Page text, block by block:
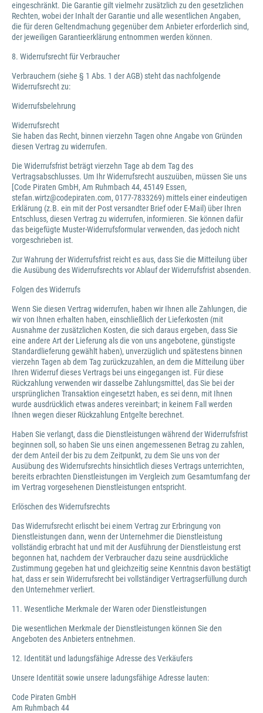
eingeschränkt. Die Garantie gilt vielmehr zusätzlich zu den gesetzlichen
Rechten, wobei der Inhalt der Garantie und alle wesentlichen Angaben,
die für deren Geltendmachung gegenüber dem Anbieter erforderlich sind,
der jeweiligen Garantieerklärung entnommen werden können.
8. Widerrufsrecht für Verbraucher
Verbrauchern (siehe § 1 Abs. 1 der AGB) steht das nachfolgende
Widerrufsrecht zu:
Widerrufsbelehrung
Widerrufsrecht
Sie haben das Recht, binnen vierzehn Tagen ohne Angabe von Gründen
diesen Vertrag zu widerrufen.
Die Widerrufsfrist beträgt vierzehn Tage ab dem Tag des
Vertragsabschlusses. Um Ihr Widerrufsrecht auszuüben, müssen Sie uns
[Code Piraten GmbH, Am Ruhmbach 44, 45149 Essen,
stefan.wirtz@codepiraten.com, 0177-7833269) mittels einer eindeutigen
Erklärung (z.B. ein mit der Post versandter Brief oder E-Mail) über Ihren
Entschluss, diesen Vertrag zu widerrufen, informieren. Sie können dafür
das beigefügte Muster-Widerrufsformular verwenden, das jedoch nicht
vorgeschrieben ist.
Zur Wahrung der Widerrufsfrist reicht es aus, dass Sie die Mitteilung über
die Ausübung des Widerrufsrechts vor Ablauf der Widerrufsfrist absenden.
Folgen des Widerrufs
Wenn Sie diesen Vertrag widerrufen, haben wir Ihnen alle Zahlungen, die
wir von Ihnen erhalten haben, einschließlich der Lieferkosten (mit
Ausnahme der zusätzlichen Kosten, die sich daraus ergeben, dass Sie
eine andere Art der Lieferung als die von uns angebotene, günstigste
Standardlieferung gewählt haben), unverzüglich und spätestens binnen
vierzehn Tagen ab dem Tag zurückzuzahlen, an dem die Mitteilung über
Ihren Widerruf dieses Vertrags bei uns eingegangen ist. Für diese
Rückzahlung verwenden wir dasselbe Zahlungsmittel, das Sie bei der
ursprünglichen Transaktion eingesetzt haben, es sei denn, mit Ihnen
wurde ausdrücklich etwas anderes vereinbart; in keinem Fall werden
Ihnen wegen dieser Rückzahlung Entgelte berechnet.
Haben Sie verlangt, dass die Dienstleistungen während der Widerrufsfrist
beginnen soll, so haben Sie uns einen angemessenen Betrag zu zahlen,
der dem Anteil der bis zu dem Zeitpunkt, zu dem Sie uns von der
Ausübung des Widerrufsrechts hinsichtlich dieses Vertrags unterrichten,
bereits erbrachten Dienstleistungen im Vergleich zum Gesamtumfang der
im Vertrag vorgesehenen Dienstleistungen entspricht.
Erlöschen des Widerrufsrechts
Das Widerrufsrecht erlischt bei einem Vertrag zur Erbringung von
Dienstleistungen dann, wenn der Unternehmer die Dienstleistung
vollständig erbracht hat und mit der Ausführung der Dienstleistung erst
begonnen hat, nachdem der Verbraucher dazu seine ausdrückliche
Zustimmung gegeben hat und gleichzeitig seine Kenntnis davon bestätigt
hat, dass er sein Widerrufsrecht bei vollständiger Vertragserfüllung durch
den Unternehmer verliert.
11. Wesentliche Merkmale der Waren oder Dienstleistungen
Die wesentlichen Merkmale der Dienstleistungen können Sie den
Angeboten des Anbieters entnehmen.
12. Identität und ladungsfähige Adresse des Verkäufers
Unsere Identität sowie unsere ladungsfähige Adresse lauten:
Code Piraten GmbH
Am Ruhmbach 44